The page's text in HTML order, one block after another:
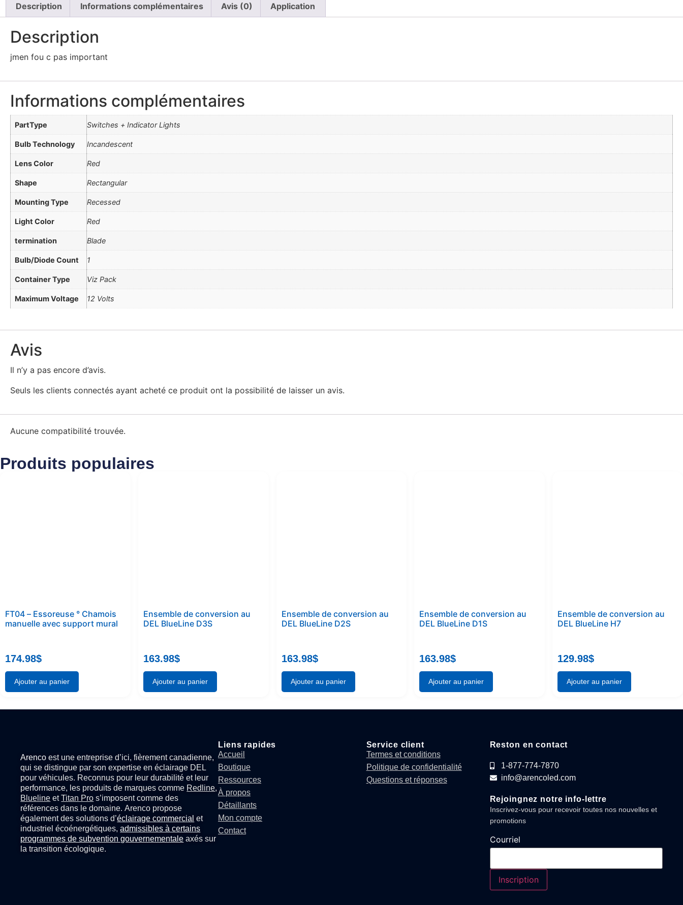
Description Informations complémentaires Avis (0) Application
Description
jmen fou c pas important
Informations complémentaires
PartType Switches + Indicator Lights
Bulb Technology Incandescent
Lens Color Red
Shape Rectangular
Mounting Type Recessed
Light Color Red
termination Blade
Bulb/Diode Count 1
Container Type Viz Pack
Maximum Voltage 12 Volts
Avis
Il n’y a pas encore d’avis.
Seuls les clients connectés ayant acheté ce produit ont la possibilité de laisser un avis.
Aucune compatibilité trouvée.
Produits populaires
FT04 – Essoreuse ° Chamois
manuelle avec support mural
174.98$
Ajouter au panier
Ensemble de conversion au
DEL BlueLine D3S
163.98$
Ajouter au panier
Ensemble de conversion au
DEL BlueLine D2S
163.98$
Ajouter au panier
Ensemble de conversion au
DEL BlueLine D1S
163.98$
Ajouter au panier
Ensemble de conversion au
DEL BlueLine H7
129.98$
Ajouter au panier
Arenco est une entreprise d’ici, fièrement canadienne,
qui se distingue par son expertise enéclairage DEL
pour véhicules. Reconnus pour leur durabilité et leur
performance, les produits de marques comme Redline,
Blueline etTitan Pro s’imposent comme des
références dans le domaine. Arenco propose
également des solutions d’éclairage commercial et
industriel écoénergétiques,admissibles à certains
programmes de subvention gouvernementale axés sur
la transition écologique.
Liens rapides
Accueil
Boutique
Ressources
À propos
Détaillants
Mon compte
Contact
Service client
Termes et conditions
Politique de confidentialité
Questions et réponses
Reston en contact
1-877-774-7870
info@arencoled.com
Rejoingnez notre info-lettre
Inscrivez-vous pour recevoir toutes nos nouvelles et
promotions
Courriel